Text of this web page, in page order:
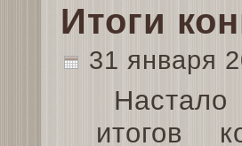
Итоги
31 января
итогов